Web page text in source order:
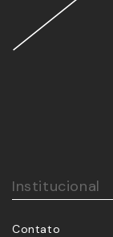
Institucional
Contato